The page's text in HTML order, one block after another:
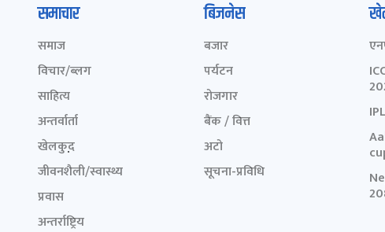
समाचार
समाज
विचार/ब्लग
साहित्य
अन्तर्वार्ता
खेलकुद़़
जीवनशैली/स्वास्थ्य
प्रवास
अन्तर्राष्ट्रिय
बिजनेस
बजार
पर्यटन
रोजगार
बैंक / वित्त
अटो
सूचना-प्रविधि